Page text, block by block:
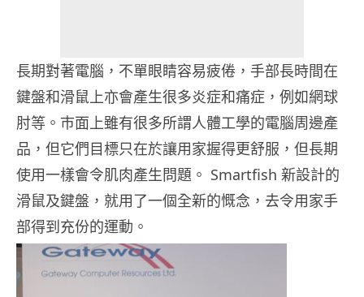
長期對著電腦，不單眼睛容易疲倦，手部長時間在
鍵盤和滑鼠上亦會產生很多炎症和痛症，例如網球
肘等。巿面上雖有很多所謂人體工學的電腦周邊產
品，但它們目標只在於讓用家握得更舒服，但長期
使用一樣會令肌肉產生問題。 Smartfish 新設計的
滑鼠及鍵盤，就用了一個全新的慨念，去令用家手
部得到充份的運動。